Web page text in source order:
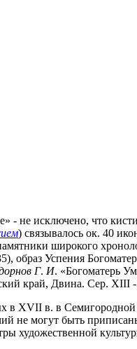
- не исключено, что
) связывалось ок. 40
широкого
образ Успения
Г. И. «Богоматерь
край, Двина. Сер. XIII
в XVII в. в
не могут быть
художественной